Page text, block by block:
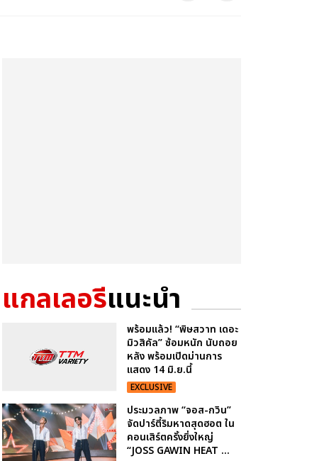
แกลเลอรีแนะนำ
พร้อมแล้ว! “พิษสวาท เดอะ
มิวสิคัล” ซ้อมหนัก นับถอย
หลัง พร้อมเปิดม่านการ
แสดง 14 มิ.ย.นี้
EXCLUSIVE
ประมวลภาพ “จอส-กวิน”
จัดปาร์ตี้ริมหาดสุดฮอต ใน
คอนเสิร์ตครั้งยิ่งใหญ่
“JOSS GAWIN HEAT ...